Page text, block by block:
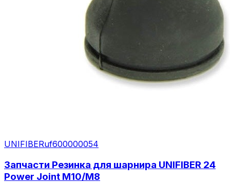
UNIFIBERuf600000054
Запчасти Резинка для шарнира UNIFIBER 24
Power Joint M10/M8